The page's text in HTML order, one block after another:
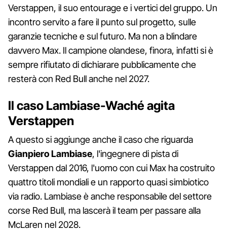
Verstappen, il suo entourage e i vertici del gruppo. Un
incontro servito a fare il punto sul progetto, sulle
garanzie tecniche e sul futuro. Ma non a blindare
davvero Max. Il campione olandese, finora, infatti si è
sempre rifiutato di dichiarare pubblicamente che
resterà con Red Bull anche nel 2027.
Il caso Lambiase-Waché agita
Verstappen
A questo si aggiunge anche il caso che riguarda
Gianpiero Lambiase, l'ingegnere di pista di
Verstappen dal 2016, l'uomo con cui Max ha costruito
quattro titoli mondiali e un rapporto quasi simbiotico
via radio. Lambiase è anche responsabile del settore
corse Red Bull, ma lascerà il team per passare alla
McLaren nel 2028.